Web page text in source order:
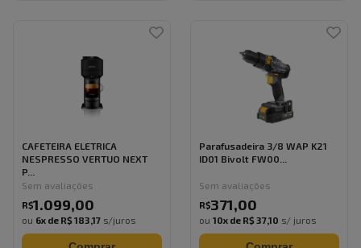
CAFETEIRA ELETRICA
NESPRESSO VERTUO NEXT
P...
Sem avaliações
R$1.099,00
ou 6x de R$ 183,17 s/juros
Parafusadeira 3/8 WAP K21
ID01 Bivolt FW00...
Sem avaliações
R$371,00
ou 10x de R$ 37,10 s/ juros